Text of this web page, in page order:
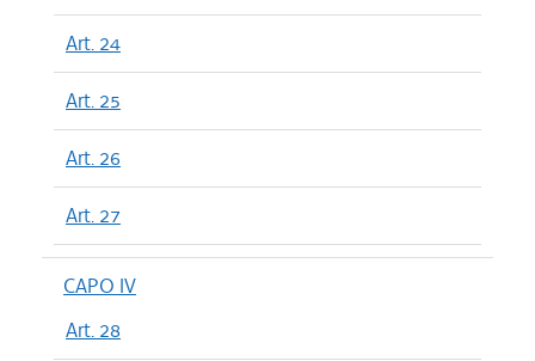
Art. 24
Art. 25
Art. 26
Art. 27
CAPO IV
Art. 28